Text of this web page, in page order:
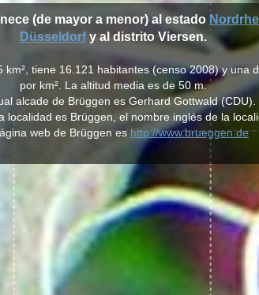
(de mayor a menor) al estado
Düsseldorfy al distrito Viersen.
tiene 16.121 habitantes (censo 2008) y una
por km². La altitud media es de 50 m.
alcade de Brüggen es Gerhard Gottwald (CDU).
localidad es Brüggen, el nombre inglés de la
web de Brüggen es http://www.brueggen.de